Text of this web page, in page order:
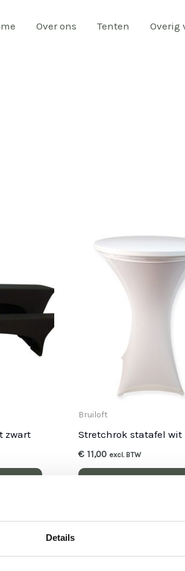
Details
Over ons Tenten Overig
zwart
Bruiloft
Stretchrok statafel wit
€ 11,00 excl. BTW